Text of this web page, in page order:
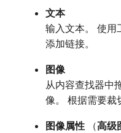
文本
输入文本。 使用
添加链接。
图像
从内容查找器中
像。 根据需要裁
图像属性 （高级